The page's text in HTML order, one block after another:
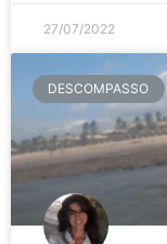
27/07/2022
DESCOMPASSO